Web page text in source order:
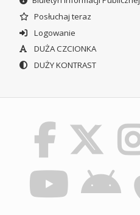
Posłuchaj teraz
Logowanie
DUŻA CZCIONKA
DUŻY KONTRAST